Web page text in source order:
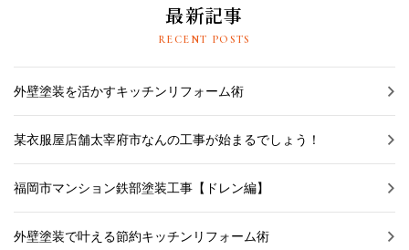
最新記事
RECENT POSTS
外壁塗装を活かすキッチンリフォーム術
某衣服屋店舗太宰府市なんの工事が始まるでしょう！
福岡市マンション鉄部塗装工事【ドレン編】
外壁塗装で叶える節約キッチンリフォーム術